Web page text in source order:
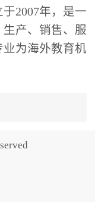
2007年，是一
产、销售、服
为海外教育机